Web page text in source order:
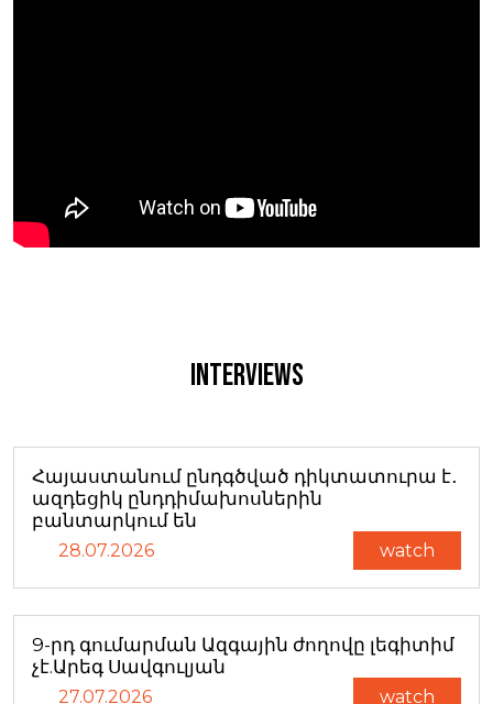
Interviews
Հայաստանում ընդգծված դիկտատուրա է․
ազդեցիկ ընդդիմախոսներին
բանտարկում են
28.07.2026 watch
9-րդ գումարման Ազգային ժողովը լեգիտիմ
չէ.Արեգ Սավգուլյան
27.07.2026 watch